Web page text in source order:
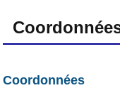
Coordonnées